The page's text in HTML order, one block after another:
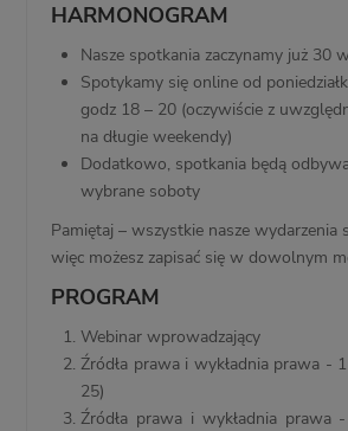
HARMONOGRAM
Nasze spotkania zaczynamy już 30
Spotykamy się online od
godz 18 – 20 (oczywiście z
na długie weekendy)
Dodatkowo, spotkania będą
wybrane soboty
Pamiętaj – wszystkie nasze wydarzenia
więc możesz zapisać się w dowolnym
PROGRAM
Webinar wprowadzający
Źródła prawa i wykładnia prawa -
25)
Źródła prawa i wykładnia prawa